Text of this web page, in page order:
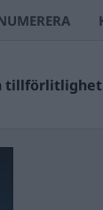
tillförlitlighet